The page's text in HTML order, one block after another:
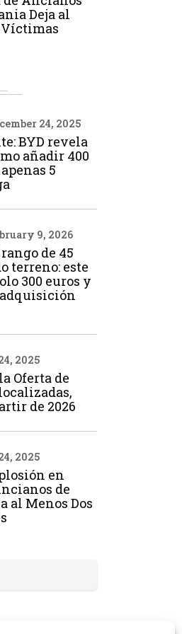
Deja al
Víctimas
24, 2025
BYD revela
añadir 400
5
9, 2026
de 45
terreno: este
300 euros y
2025
Oferta de
de 2026
2025
en
de
al Menos Dos